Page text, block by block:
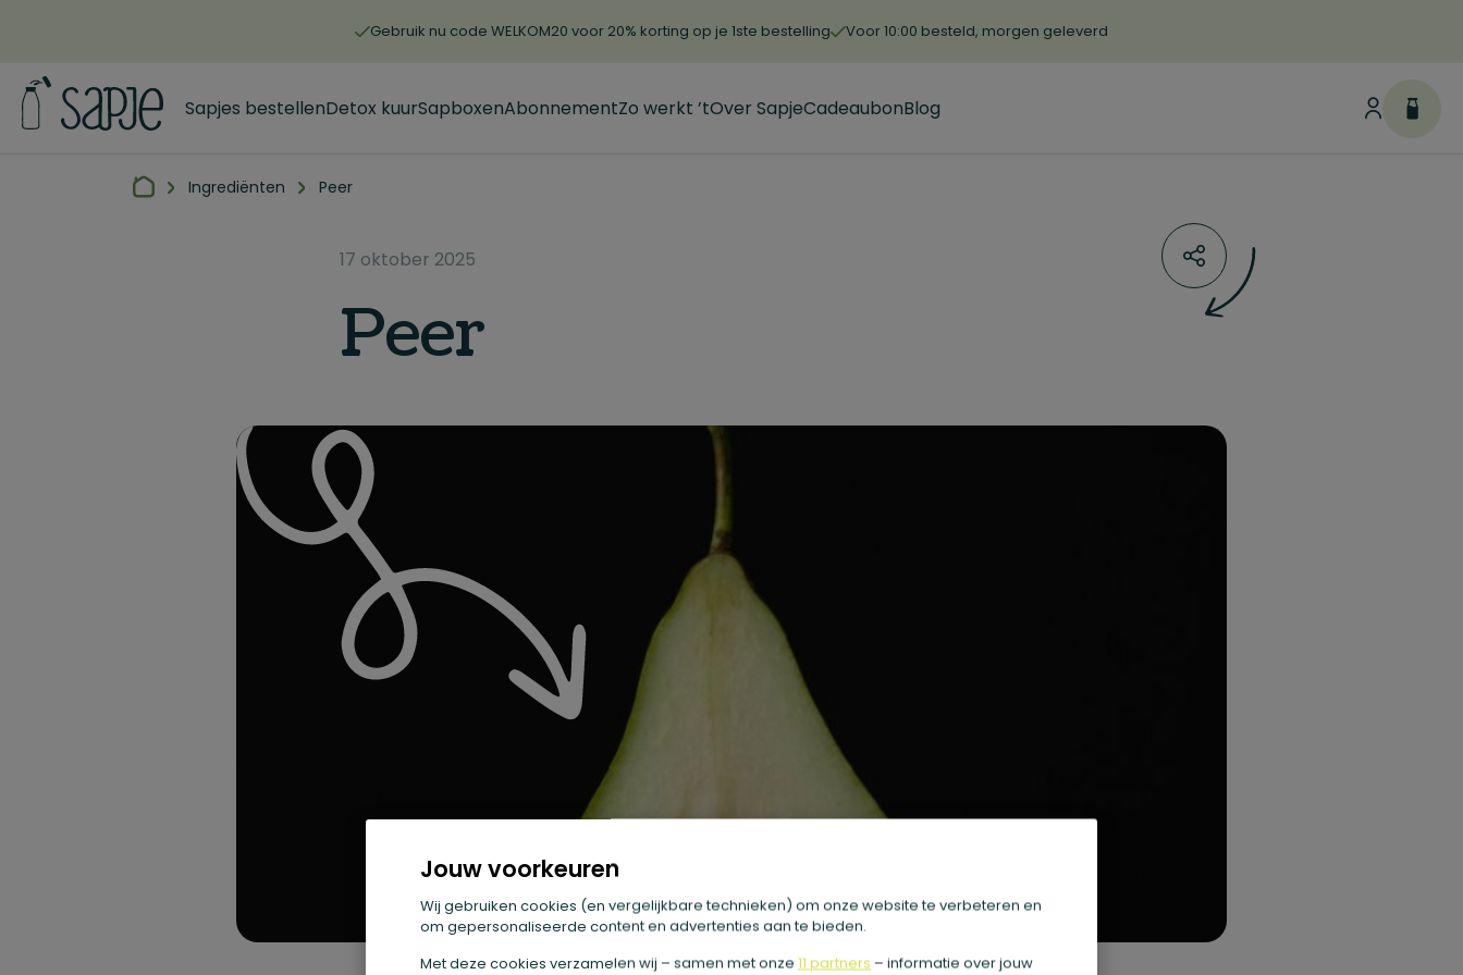
Jouw voorkeuren
Wij gebruiken cookies (en vergelijkbare technieken) om onze website te verbeteren en
om gepersonaliseerde content en advertenties aan te bieden.
Met deze cookies verzamelen wij – samen met onze 11 partners – informatie over jouw
Gebruik nu code WELKOM20 voor 20% korting op je 1ste bestelling Voor 10:00 besteld, morgen geleverd
Sapjes bestellenDetox kuurSapboxenAbonnementZo werkt ’tOver SapjeCadeaubonBlog
Ingrediënten Peer
17 oktober 2025
Peer